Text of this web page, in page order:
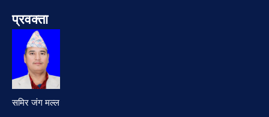
प्रवक्ता
समिर जंग मल्ल